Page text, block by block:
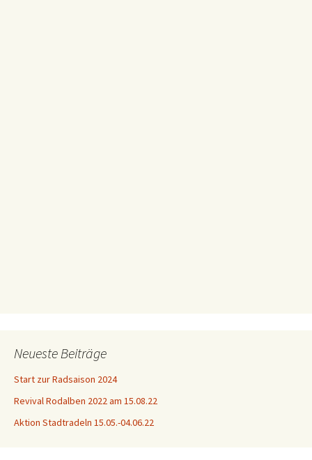
Neueste Beiträge
Start zur Radsaison 2024
Revival Rodalben 2022 am 15.08.22
Aktion Stadtradeln 15.05.-04.06.22